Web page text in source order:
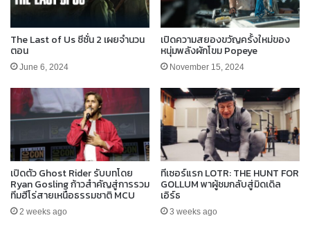
The Last of Us ซีซั่น 2 เผยจำนวน
ตอน
June 6, 2024
เปิดความสยองขวัญครั้งใหม่ของ
หนุ่มพลังผักโขม Popeye
November 15, 2024
เปิดตัว Ghost Rider รับบทโดย
Ryan Gosling ก้าวสำคัญสู่การรวม
ทีมฮีโร่สายเหนือธรรมชาติ MCU
2 weeks ago
ทีเซอร์แรก LOTR: THE HUNT FOR
GOLLUM พาผู้ชมกลับสู่มิดเดิล
เอิร์ธ
3 weeks ago